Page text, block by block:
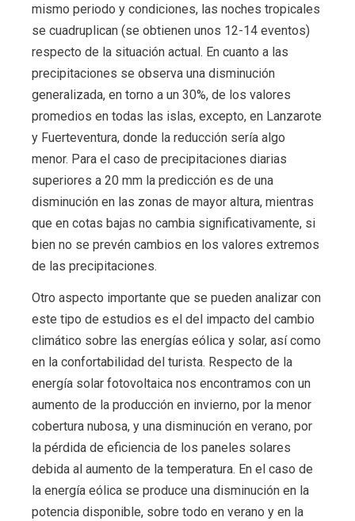
mismo periodo y condiciones, las noches tropicales
se cuadruplican (se obtienen unos 12-14 eventos)
respecto de la situación actual. En cuanto a las
precipitaciones se observa una disminución
generalizada, en torno a un 30%, de los valores
promedios en todas las islas, excepto, en Lanzarote
y Fuerteventura, donde la reducción sería algo
menor. Para el caso de precipitaciones diarias
superiores a 20 mm la predicción es de una
disminución en las zonas de mayor altura, mientras
que en cotas bajas no cambia significativamente, si
bien no se prevén cambios en los valores extremos
de las precipitaciones.
Otro aspecto importante que se pueden analizar con
este tipo de estudios es el del impacto del cambio
climático sobre las energías eólica y solar, así como
en la confortabilidad del turista. Respecto de la
energía solar fotovoltaica nos encontramos con un
aumento de la producción en invierno, por la menor
cobertura nubosa, y una disminución en verano, por
la pérdida de eficiencia de los paneles solares
debida al aumento de la temperatura. En el caso de
la energía eólica se produce una disminución en la
potencia disponible, sobre todo en verano y en la